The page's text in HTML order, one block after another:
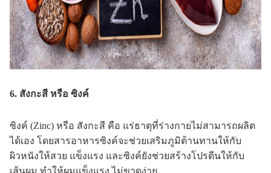
6. สังกะสี หรือ ซิงค์
ซิงค์ (Zinc) หรือ สังกะสี คือ แร่ธาตุที่ร่างกายไม่สามารถผลิต
ได้เอง โดยสารอาหารซิงค์จะช่วยเสริมภูมิต้านทานให้กับ
ผิวหนังให้สวย แข็งแรง และซิงค์ยังช่วยสร้างโปรตีนให้กับ
เส้นผม ทำให้ผมแข็งแรง ไม่ขาดง่าย